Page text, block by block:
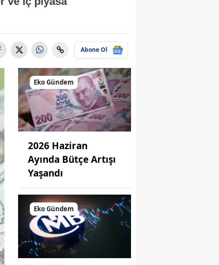
Abone Ol
Eko Gündem
2026 Haziran
Ayında Bütçe Artışı
Yaşandı
Eko Gündem